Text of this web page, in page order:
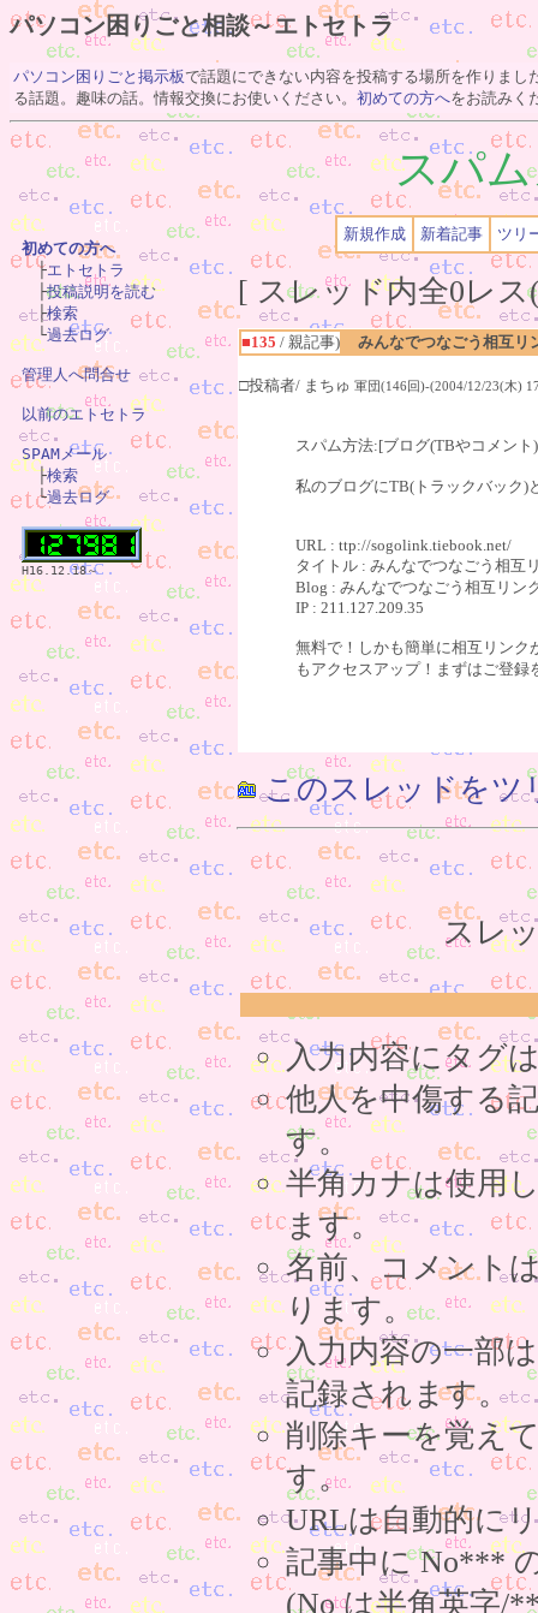
パソコン困りごと相談～エトセトラ
パソコン困りごと掲示板で話題にできない内容を投稿する場所を作りまし
る話題。趣味の話。情報交換にお使いください。 初めての方へをお読みく
スパ
新規作成 新着記事 ツリ
[ スレッド内全0レ
■135 / 親記事) みんなでつなごう相互リ
□投稿者/ まちゅ 軍団(146回)-(2004/12/23(木)
スパム方法:[ブログ(TBやコメン
私のブログにTB(トラックバック)
URL : ttp://sogolink.tiebook.net/
タイトル : みんなでつなごう相互
Blog : みんなでつなごう相互リン
IP : 211.127.209.35
無料で！しかも簡単に相互リンク
もアクセスアップ！まずはご登録
このスレッドをツ
スレ
入力内容にタグ
他人を中傷する
す。
半角カナは使用
ます。
名前、コメント
ります。
入力内容の一部
記録されます。
削除キーを覚え
す。
URLは自動的に
記事中に No***
(No は半角英字/
初めての方へ
├エトセトラ
├投稿説明を読む
├検索
└過去ログ
管理人へ問合せ
以前のエトセトラ
SPAMメール
├検索
└過去ログ
H16.12.18～